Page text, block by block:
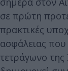
σε πρώτη
πρακτικές
ασφάλειας
τετράγωνο